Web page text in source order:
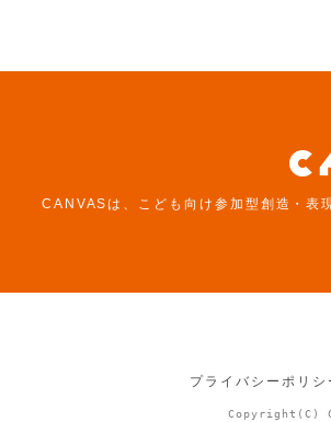
CANVASは、こども向け参加型創造・表
プライバシーポリ
Copyright(C)